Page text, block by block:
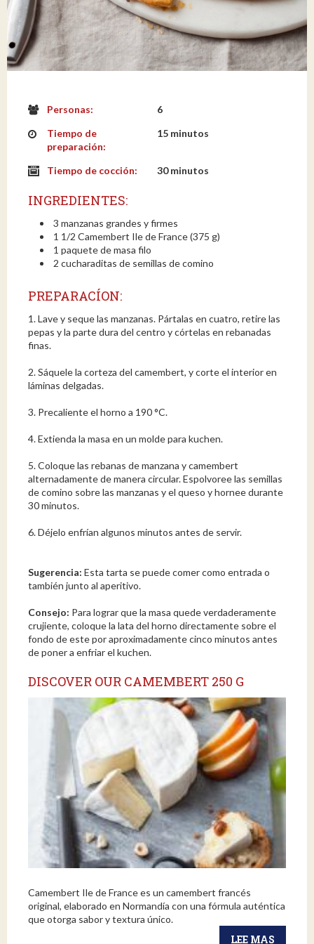
Personas:
6
Tiempo de
preparación:
15 minutos
Tiempo de cocción: 30 minutos
INGREDIENTES:
3 manzanas grandes y firmes
1 1/2 Camembert Ile de France (375 g)
1 paquete de masa filo
2 cucharaditas de semillas de comino
PREPARACÍON:
1. Lave y seque las manzanas. Pártalas en cuatro, retire las
pepas y la parte dura del centro y córtelas en rebanadas
finas.
2. Sáquele la corteza del camembert, y corte el interior en
láminas delgadas.
3. Precaliente el horno a 190 °C.
4. Extienda la masa en un molde para kuchen.
5. Coloque las rebanas de manzana y camembert
alternadamente de manera circular. Espolvoree las semillas
de comino sobre las manzanas y el queso y hornee durante
30 minutos.
6. Déjelo enfrían algunos minutos antes de servir.
Sugerencia: Esta tarta se puede comer como entrada o
también junto al aperitivo.
Consejo: Para lograr que la masa quede verdaderamente
crujiente, coloque la lata del horno directamente sobre el
fondo de este por aproximadamente cinco minutos antes
de poner a enfriar el kuchen.
DISCOVER OUR CAMEMBERT 250 G
Camembert Ile de France es un camembert francés
original, elaborado en Normandía con una fórmula auténtica
que otorga sabor y textura único.
LEE MAS